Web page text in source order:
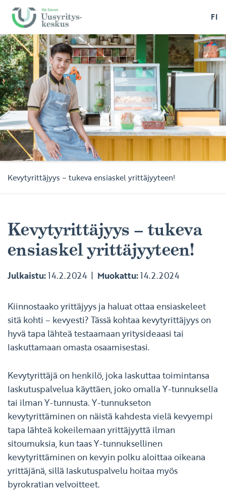
FI
Kevytyrittäjyys – tukeva ensiaskel yrittäjyyteen!
Kevytyrittäjyys – tukeva
ensiaskel yrittäjyyteen!
Julkaistu:14.2.2024 Muokattu:14.2.2024
Kiinnostaako yrittäjyys ja haluat ottaa ensiaskeleet
sitä kohti – kevyesti? Tässä kohtaa kevytyrittäjyys on
hyvä tapa lähteä testaamaan yritysideaasi tai
laskuttamaan omasta osaamisestasi.
Kevytyrittäjä on henkilö, joka laskuttaa toimintansa
laskutuspalvelua käyttäen, joko omalla Y-tunnuksella
tai ilman Y-tunnusta. Y-tunnukseton
kevytyrittäminen on näistä kahdesta vielä kevyempi
tapa lähteä kokeilemaan yrittäjyyttä ilman
sitoumuksia, kun taas Y-tunnuksellinen
kevytyrittäminen on kevyin polku aloittaa oikeana
yrittäjänä, sillä laskutuspalvelu hoitaa myös
byrokratian velvoitteet.